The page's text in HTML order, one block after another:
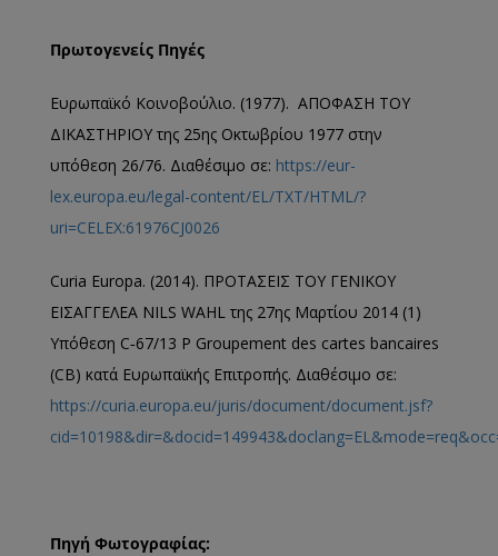
Πρωτογενείς Πηγές
Ευρωπαϊκό Κοινοβούλιο. (1977). ΑΠΟΦΑΣΗ ΤΟΥ
ΔΙΚΑΣΤΗΡΙΟΥ της 25ης Οκτωβρίου 1977 στην
υπόθεση 26/76. Διαθέσιμο σε: https://eur-
lex.europa.eu/legal-content/EL/TXT/HTML/?
uri=CELEX:61976CJ0026
Curia Europa. (2014). ΠΡΟΤΑΣΕΙΣ ΤΟΥ ΓΕΝΙΚΟΥ
ΕΙΣΑΓΓΕΛΕΑ NILS WAHL της 27ης Μαρτίου 2014 (1)
Υπόθεση C‑67/13 P Groupement des cartes bancaires
(CB) κατά Ευρωπαϊκής Επιτροπής. Διαθέσιμο σε:
https://curia.europa.eu/juris/document/document.jsf?
Πηγή Φωτογραφίας: